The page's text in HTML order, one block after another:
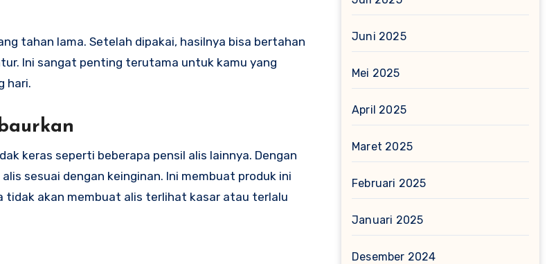
tahan lama. Setelah dipakai, hasilnya bisa bertahan
Ini sangat penting terutama untuk kamu yang
hari.
keras seperti beberapa pensil alis lainnya. Dengan
sesuai dengan keinginan. Ini membuat produk ini
tidak akan membuat alis terlihat kasar atau terlalu
Juni 2025
Mei 2025
April 2025
Maret 2025
Februari 2025
Januari 2025
Desember 2024